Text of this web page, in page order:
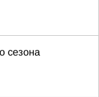
сезона